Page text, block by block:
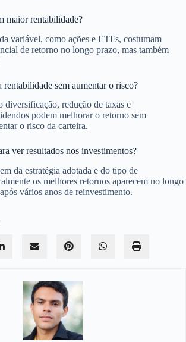
maior rentabilidade?
variável, como ações e ETFs, costumam
de retorno no longo prazo, mas também
rentabilidade sem aumentar o risco?
diversificação, redução de taxas e
podem melhorar o retorno sem
o risco da carteira.
ver resultados nos investimentos?
da estratégia adotada e do tipo de
os melhores retornos aparecem no longo
vários anos de reinvestimento.